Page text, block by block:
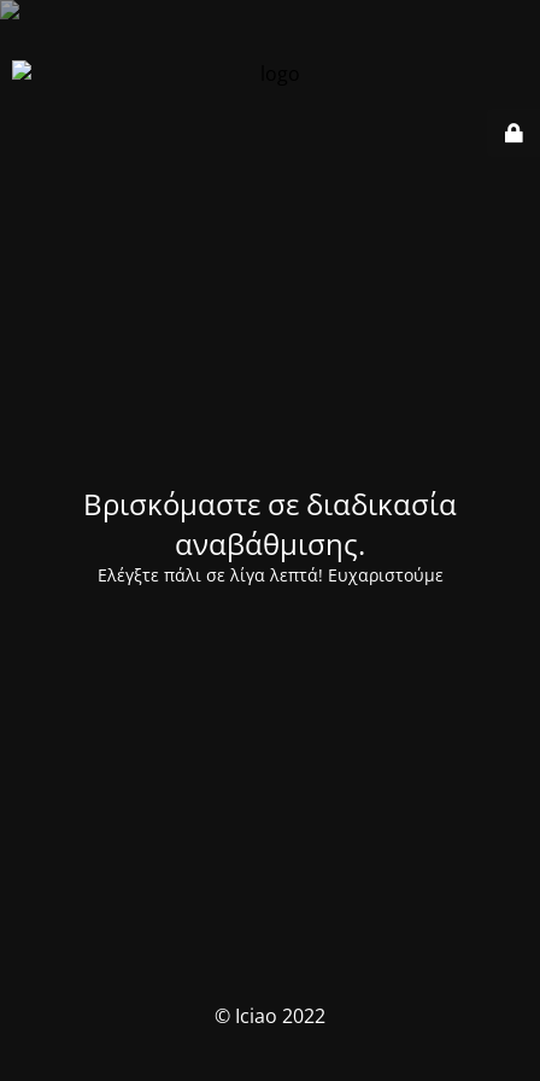
Βρισκόμαστε σε διαδικασία
αναβάθμισης.
Ελέγξτε πάλι σε λίγα λεπτά! Ευχαριστούμε
© Iciao 2022